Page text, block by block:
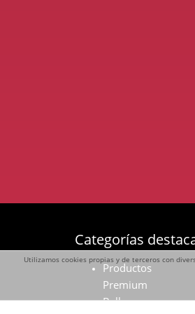
Categorías
Productos
Premium
Belleza
Utilizamos cookies propias y de terceros con